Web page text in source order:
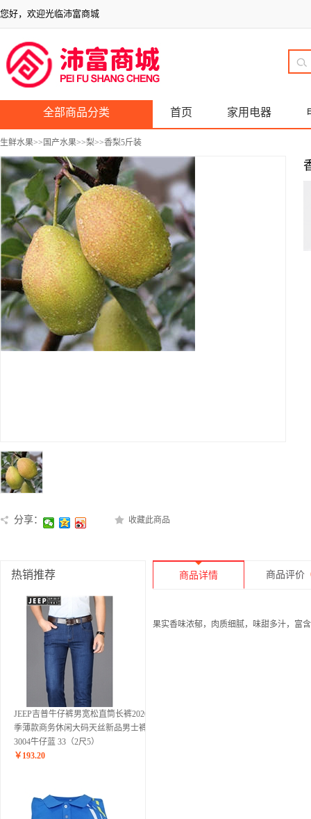
您好，欢迎光临沛富商城
全部商品分类 首页 家用电器
生鲜水果>> 国产水果>>梨>>香梨5斤装
分享： 收藏此商品
热销推荐
JEEP吉普牛仔裤男宽松直筒长裤2020夏
季薄款商务休闲大码天丝新品男士裤子
3004牛仔蓝 33（2尺5）
￥ 193.20
商品详情 商品评价
果实香味浓郁，肉质细腻，味甜多汁，富